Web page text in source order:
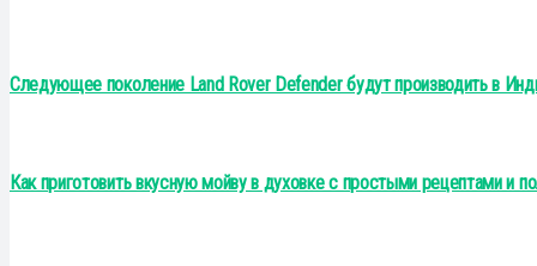
Следующее поколение Land Rover Defender будут производить в
Как приготовить вкусную мойву в духовке с простыми рецептами и